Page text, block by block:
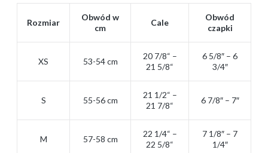
Rozmiar
Obwód w
cm
Cale
Obwód
czapki
XS 53-54 cm
20 7/8“ –
21 5/8“
6 5/8″ – 6
3/4″
S 55-56 cm
21 1/2“ –
21 7/8“
6 7/8″ – 7″
M 57-58 cm
22 1/4“ –
22 5/8“
7 1/8″ – 7
1/4″